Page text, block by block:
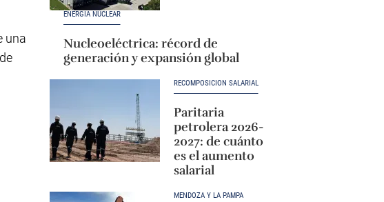
ENERGÍA NUCLEAR
Nucleoeléctrica: récord de
generación y expansión global
RECOMPOSICIÓN SALARIAL
Paritaria
petrolera 2026-
2027: de cuánto
es el aumento
salarial
MENDOZA Y LA PAMPA